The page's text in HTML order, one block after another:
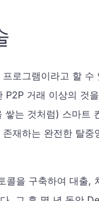
로그램이라고 할 수
거래 이상의 것
는 것처럼) 스마트
재하는 완전한 탈중
을 구축하여 대출,